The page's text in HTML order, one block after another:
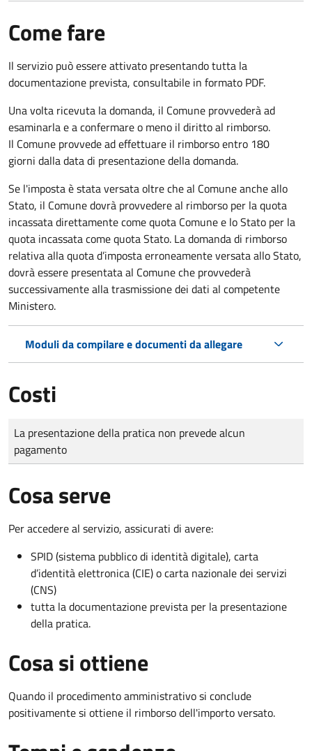
Come fare
Il servizio può essere attivato presentando tutta la
documentazione prevista, consultabile in formato PDF.
Una volta ricevuta la domanda, il Comune provvederà ad
esaminarla e a confermare o meno il diritto al rimborso.
Il Comune provvede ad effettuare il rimborso entro 180
giorni dalla data di presentazione della domanda.
Se l'imposta è stata versata oltre che al Comune anche allo
Stato, il Comune dovrà provvedere al rimborso per la quota
incassata direttamente come quota Comune e lo Stato per la
quota incassata come quota Stato. La domanda di rimborso
relativa alla quota d’imposta erroneamente versata allo Stato,
dovrà essere presentata al Comune che provvederà
successivamente alla trasmissione dei dati al competente
Ministero.
Moduli da compilare e documenti da allegare
Costi
Tipo di pagamento
Importo
La presentazione della pratica non prevede alcun
pagamento
Cosa serve
Per accedere al servizio, assicurati di avere:
SPID (sistema pubblico di identità digitale), carta
d’identità elettronica (CIE) o carta nazionale dei servizi
(CNS)
tutta la documentazione prevista per la presentazione
della pratica.
Cosa si ottiene
Quando il procedimento amministrativo si conclude
positivamente si ottiene il rimborso dell'importo versato.